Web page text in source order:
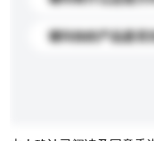
请问你的产品是否